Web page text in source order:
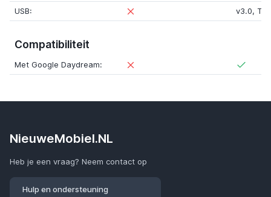
USB:
v3.0,
Compatibiliteit
Met Google Daydream:
NieuweMobiel.NL
Heb je een vraag? Neem contact op
Hulp en ondersteuning